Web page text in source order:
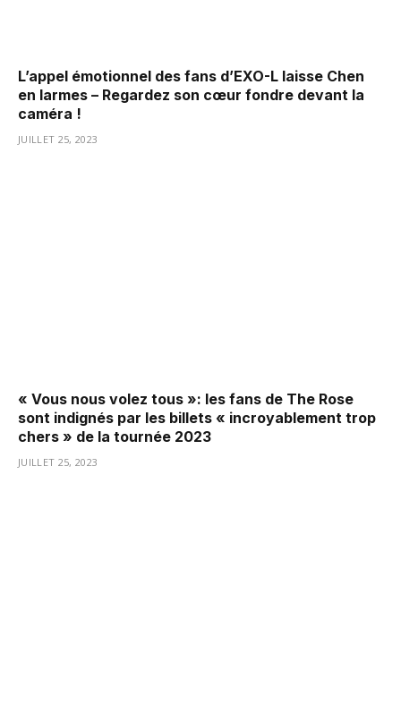
L’appel émotionnel des fans d’EXO-L laisse Chen
en larmes – Regardez son cœur fondre devant la
caméra !
JUILLET 25, 2023
« Vous nous volez tous »: les fans de The Rose
sont indignés par les billets « incroyablement trop
chers » de la tournée 2023
JUILLET 25, 2023